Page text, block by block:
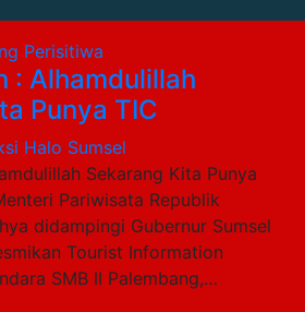
Perisitiwa
: Alhamdulillah
Punya TIC
Halo Sumsel
Sekarang Kita Punya
Pariwisata Republik
didampingi Gubernur Sumsel
Tourist Information
SMB II Palembang,…